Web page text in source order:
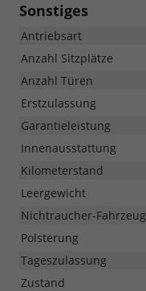
Sonstiges
Antriebsart
Anzahl Sitzplätze
Anzahl Türen
Erstzulassung
Garantieleistung
Innenausstattung
Kilometerstand
Leergewicht
Nichtraucher-Fahrzeug
Polsterung
Tageszulassung
Zustand